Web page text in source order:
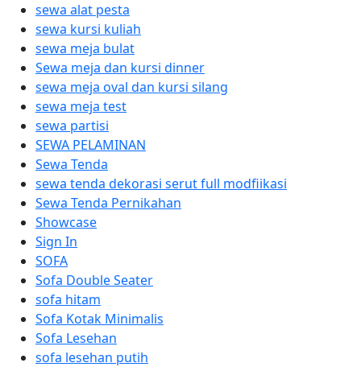
sewa alat pesta
sewa kursi kuliah
sewa meja bulat
Sewa meja dan kursi dinner
sewa meja oval dan kursi silang
sewa meja test
sewa partisi
SEWA PELAMINAN
Sewa Tenda
sewa tenda dekorasi serut full modfiikasi
Sewa Tenda Pernikahan
Showcase
Sign In
SOFA
Sofa Double Seater
sofa hitam
Sofa Kotak Minimalis
Sofa Lesehan
sofa lesehan putih